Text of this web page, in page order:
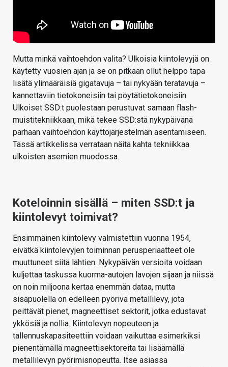
Mutta minkä vaihtoehdon valita? Ulkoisia kiintolevyjä on
käytetty vuosien ajan ja se on pitkään ollut helppo tapa
lisätä ylimääräisiä gigatavuja – tai nykyään teratavuja –
kannettaviin tietokoneisiin tai pöytätietokoneisiin.
Ulkoiset SSD:t puolestaan perustuvat samaan flash-
muistitekniikkaan, mikä tekee SSD:stä nykypäivänä
parhaan vaihtoehdon käyttöjärjestelmän asentamiseen.
Tässä artikkelissa verrataan näitä kahta tekniikkaa
ulkoisten asemien muodossa.
Koteloinnin sisällä – miten SSD:t ja
kiintolevyt toimivat?
Ensimmäinen kiintolevy valmistettiin vuonna 1954,
eivätkä kiintolevyjen toiminnan perusperiaatteet ole
muuttuneet siitä lähtien. Nykypäivän versioita voidaan
kuljettaa taskussa kuorma-autojen lavojen sijaan ja niissä
on noin miljoona kertaa enemmän dataa, mutta
sisäpuolella on edelleen pyörivä metallilevy, jota
peittävät pienet, magneettiset sektorit, jotka edustavat
ykkösiä ja nollia. Kiintolevyn nopeuteen ja
tallennuskapasiteettiin voidaan vaikuttaa esimerkiksi
pienentämällä magneettisektoreita tai lisäämällä
metallilevyn pyörimisnopeutta. Itse asiassa